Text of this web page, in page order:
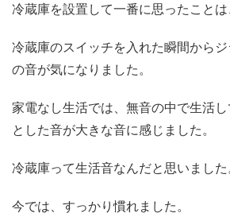
冷蔵庫を設置して一番に思ったことは
冷蔵庫のスイッチを入れた瞬間から
の音が気になりました。
家電なし生活では、無音の中で生活
とした音が大きな音に感じました。
冷蔵庫って生活音なんだと思いました
今では、すっかり慣れました。